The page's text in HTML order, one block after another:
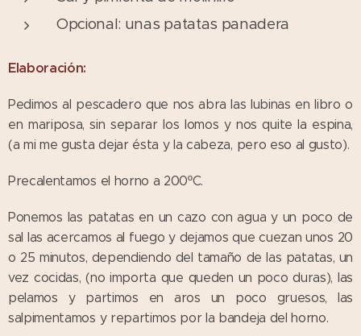
Opcional: unas patatas panadera
Elaboración:
Pedimos al pescadero que nos abra las lubinas en libro o
en mariposa, sin separar los lomos y nos quite la espina,
(a mi me gusta dejar ésta y la cabeza, pero eso al gusto).
Precalentamos el horno a 200ºC.
Ponemos las patatas en un cazo con agua y un poco de
sal las acercamos al fuego y dejamos que cuezan unos 20
o 25 minutos, dependiendo del tamaño de las patatas, un
vez cocidas, (no importa que queden un poco duras), las
pelamos y partimos en aros un poco gruesos, las
salpimentamos y repartimos por la bandeja del horno.